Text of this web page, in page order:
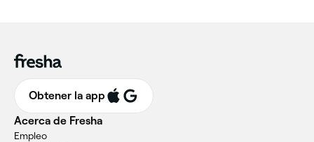
Obtener la app
Acerca de Fresha
Empleo